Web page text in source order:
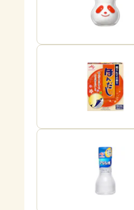
商品
「ほんだ
商品
「アジシ
商品